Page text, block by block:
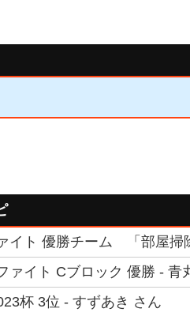
イト 優勝チーム 「部屋
ァイト Cブロック 優勝 - 青
杯 3位 - すずあき さん